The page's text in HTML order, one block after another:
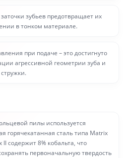
зубьев предотвращает их
в тонком материале.
при подаче – это достигнуто
агрессивной геометрии зуба и
пилы используется
горячекатанная сталь типа Matrix
II содержит 8% кобальта, что
первоначальную твердость